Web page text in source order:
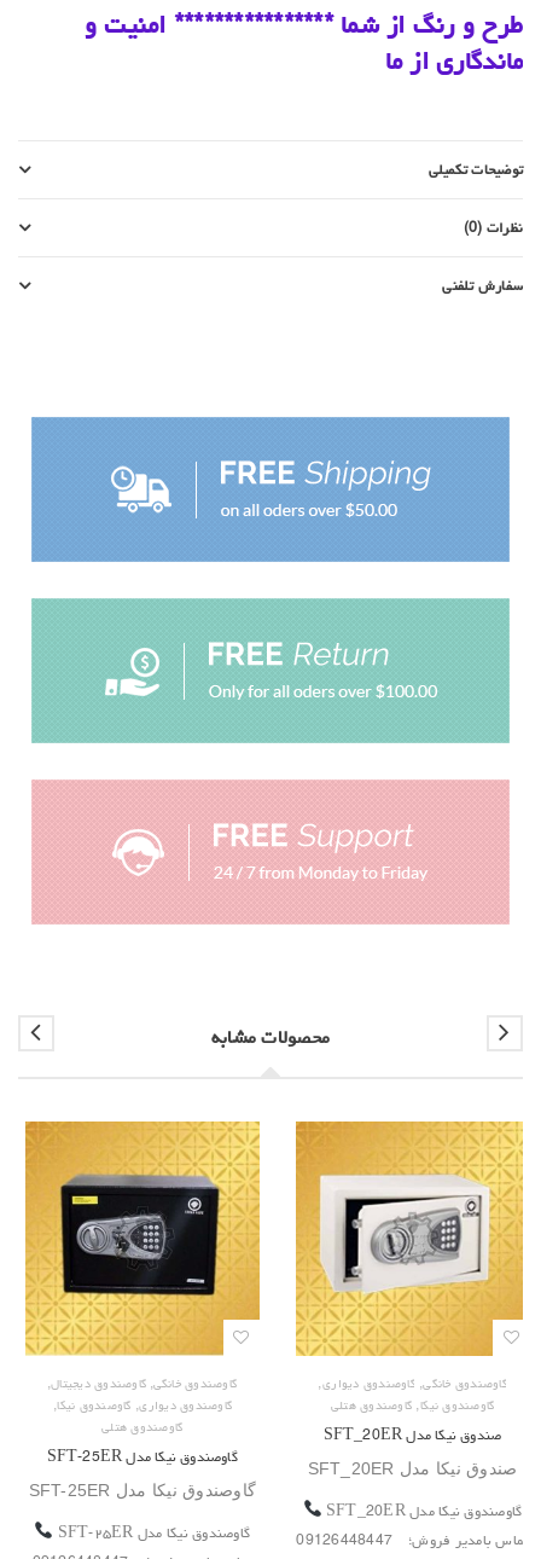
طرح و رنگ از شما **************** امنیت و
ماندگاری از ما
توضیحات تکمیلی
نظرات (0)
سفارش تلفنی
محصولات مشابه
گاوصندوق خانگی, گاوصندوق دیواری,
گاوصندوق نیکا, گاوصندوق هتلی
صندوق نیکا مدل SFT_20ER
صندوق نیکا مدل SFT_20ER
گاوصندوق نیکا مدل SFT_20ER
تماس بامدیر فروش؛ 09126448447
گاوصندوق خانگی,گاوصندوق دیجیتال,
گاوصندوق دیواری, گاوصندوق نیکا,
گاوصندوق هتلی
گاوصندوق نیکا مدل SFT-25ER
گاوصندوق نیکا مدل SFT-25ER
گاوصندوق نیکا مدل SFT-۲۵ER